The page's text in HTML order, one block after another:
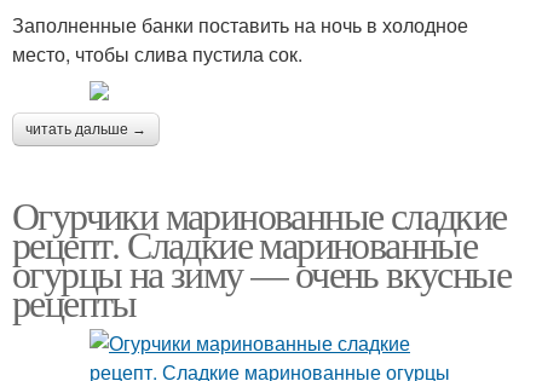
Заполненные банки поставить на ночь в холодное
место, чтобы слива пустила сок.
читать дальше →
Огурчики маринованные сладкие
рецепт. Сладкие маринованные
огурцы на зиму — очень вкусные
рецепты